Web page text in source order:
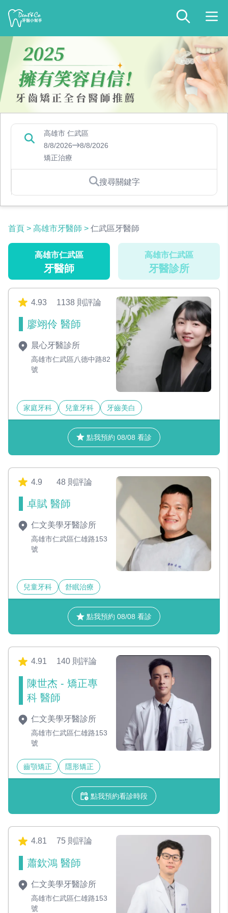
高雄市 仁武區
8/8/2026
8/8/2026
矯正治療
搜尋關鍵字
首頁 > 高雄市牙醫師 > 仁武區牙醫師
高雄市仁武區
牙醫師
高雄市仁武區
牙醫診所
4.93 1138 則評論
廖翊伶 醫師
晨心牙醫診所
高雄市仁武區八德中路82
號
家庭牙科 兒童牙科 牙齒美白
點我預約 08/08 看診
4.9 48 則評論
卓賦 醫師
仁文美學牙醫診所
高雄市仁武區仁雄路153
號
兒童牙科 舒眠治療
點我預約 08/08 看診
4.91 140 則評論
陳世杰 - 矯正專
科 醫師
仁文美學牙醫診所
高雄市仁武區仁雄路153
號
齒顎矯正 隱形矯正
點我預約看診時段
4.81 75 則評論
蕭欽鴻 醫師
仁文美學牙醫診所
高雄市仁武區仁雄路153
號